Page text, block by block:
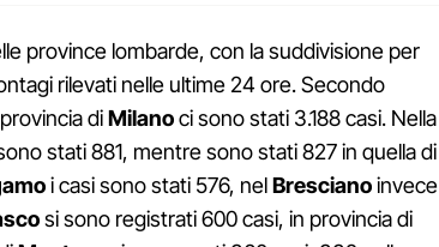
province lombarde, con la suddivisione per
rilevati nelle ultime 24 ore. Secondo
diMilanoci sono stati 3.188 casi. Nella
stati 881, mentre sono stati 827 in quella di
i casi sono stati 576, nelBrescianoinvece
si sono registrati 600 casi, in provincia di